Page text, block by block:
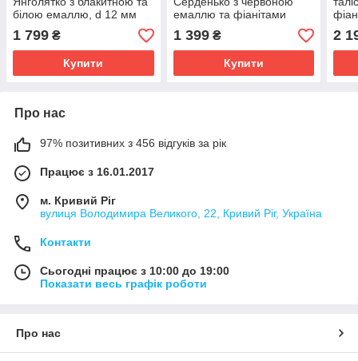
білою емаллю, d 12 мм
1 799 ₴
Купити
емаллю та фіанітами
1 399₴
Купити
2
Про нас
97% позитивних з 456 відгуків за рік
Працює з 16.01.2017
м. Кривий Ріг
вулиця Володимира Великого, 22, Кривий Ріг, Україна
Контакти
Сьогодні працює з 10:00 до 19:00
Показати весь графік роботи
Про нас